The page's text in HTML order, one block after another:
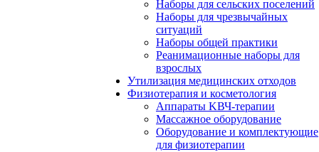
Наборы для сельских поселений
Наборы для чрезвычайных
ситуаций
Наборы общей практики
Реанимационные наборы для
взрослых
Утилизация медицинских отходов
Физиотерапия и косметология
Аппараты KВЧ-терапии
Массажное оборудование
Оборудование и комплектующие
для физиотерапии